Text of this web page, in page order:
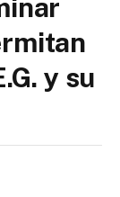
y su